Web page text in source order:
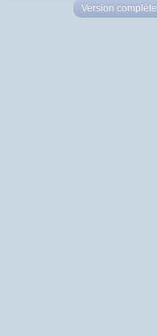
Version complète